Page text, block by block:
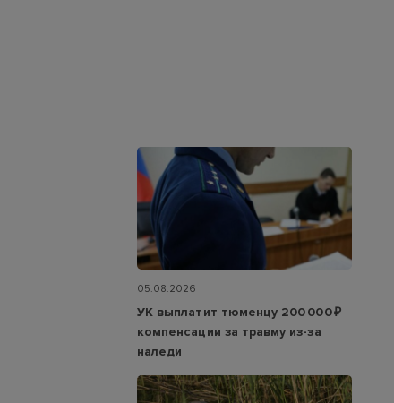
05.08.2026
УК выплатит тюменцу 200 000 ₽
компенсации за травму из-за
наледи